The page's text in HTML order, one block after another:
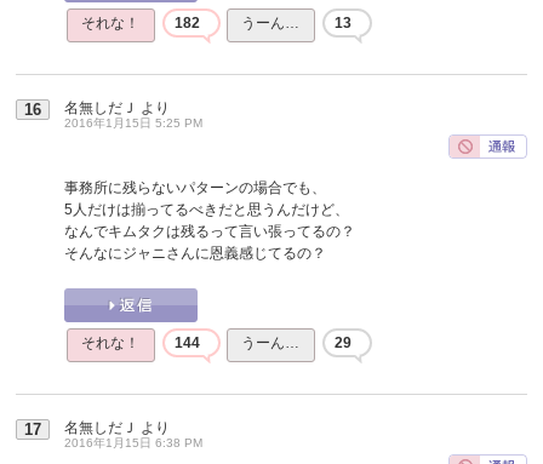
それな！ 182 うーん… 13
16 名無しだＪ より
2016年1月15日 5:25 PM
事務所に残らないパターンの場合でも、
5人だけは揃ってるべきだと思うんだけど、
なんでキムタクは残るって言い張ってるの？
そんなにジャニさんに恩義感じてるの？
それな！ 144 うーん… 29
17 名無しだＪ より
2016年1月15日 6:38 PM